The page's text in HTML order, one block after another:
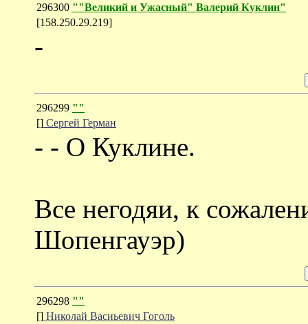
296300 ""Великий и Ужасный" Валерий Куклин"
[158.250.29.219]
-
296299 ""
[] Сергей Герман
- - О Куклине.
Все негодяи, к
Шопенгауэр)
296298 ""
[] Николай Васиьевич Гоголь